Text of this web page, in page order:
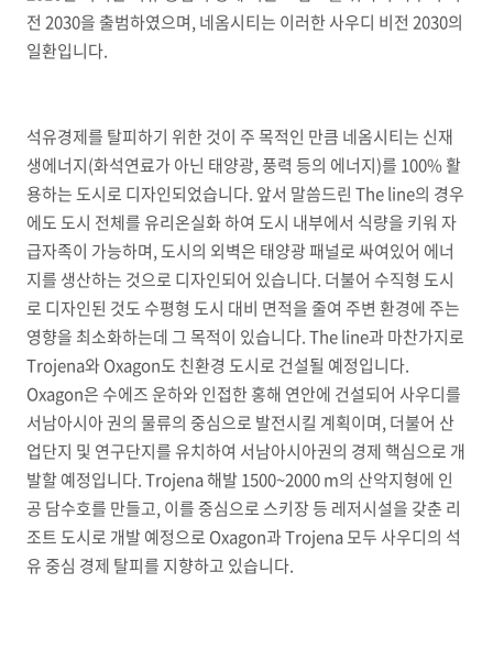
전 2030을 출범하였으며, 네옴시티는 이러한 사우디 비전 2030의
일환입니다.
석유경제를 탈피하기 위한 것이 주 목적인 만큼 네옴시티는 신재
생에너지(화석연료가 아닌 태양광, 풍력 등의 에너지)를 100% 활
용하는 도시로 디자인되었습니다. 앞서 말씀드린 The line의 경우
에도 도시 전체를 유리온실화 하여 도시 내부에서 식량을 키워 자
급자족이 가능하며, 도시의 외벽은 태양광 패널로 싸여있어 에너
지를 생산하는 것으로 디자인되어 있습니다. 더불어 수직형 도시
로 디자인된 것도 수평형 도시 대비 면적을 줄여 주변 환경에 주는
영향을 최소화하는데 그 목적이 있습니다. The line과 마찬가지로
Trojena와 Oxagon도 친환경 도시로 건설될 예정입니다.
Oxagon은 수에즈 운하와 인접한 홍해 연안에 건설되어 사우디를
서남아시아 권의 물류의 중심으로 발전시킬 계획이며, 더불어 산
업단지 및 연구단지를 유치하여 서남아시아권의 경제 핵심으로 개
발할 예정입니다. Trojena 해발 1500~2000 m의 산악지형에 인
공 담수호를 만들고, 이를 중심으로 스키장 등 레저시설을 갖춘 리
조트 도시로 개발 예정으로 Oxagon과 Trojena 모두 사우디의 석
유 중심 경제 탈피를 지향하고 있습니다.